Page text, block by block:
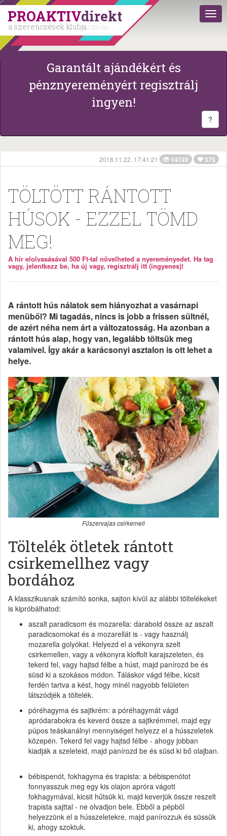
PROAKTIVdirekt
a szerencsések klubja | 2011 óta
Garantált ajándékért és
pénznyereményért regisztrálj
ingyen!
?
2018.11.22. 17:41:21 14749 375
TÖLTÖTT RÁNTOTT
HÚSOK - EZZEL TÖMD
MEG!
A hír elolvasásával 500 Ft-tal növelheted a nyereményedet. Ha tag
vagy, jelentkezz be, ha új vagy, regisztrálj itt (ingyenes)!
A rántott hús nálatok sem hiányozhat a vasárnapi
menüből? Mi tagadás, nincs is jobb a frissen sültnél,
de azért néha nem árt a változatosság. Ha azonban a
rántott hús alap, hogy van, legalább töltsük meg
valamivel. Így akár a karácsonyi asztalon is ott lehet a
helye.
Fűszervajas csirkemell
Töltelék ötletek rántott
csirkemellhez vagy
bordához
A klasszikusnak számító sonka, sajton kívül az alábbi töltelékeket
is kipróbálhatod:
aszalt paradicsom és mozarella: darabold össze az aszalt
paradicsomokat és a mozarellát is - vagy használj
mozarella golyókat. Helyezd el a vékonyra szelt
csirkemellen, vagy a vékonyra kloffolt karajszeleten, és
tekerd fel, vagy hajtsd félbe a húst, majd panírozd be és
süsd ki a szokásos módon. Táláskor vágd félbe, kicsit
ferdén tartva a kést, hogy minél nagyobb felületen
látszódjék a töltelék.
póréhagyma és sajtkrém: a póréhagymát vágd
apródarabokra és keverd össze a sajtkrémmel, majd egy
púpos teáskanálnyi mennyiséget helyezz el a hússzeletek
közepén. Tekerd fel vagy hajtsd félbe - ahogy jobban
kiadják a szeleteid, majd panírozd be és süsd ki bő olajban.
bébispenót, fokhagyma és trapista: a bébispenótot
fonnyasszuk meg egy kis olajon apróra vágott
fokhagymával, kicsit hűtsük ki, majd keverjük össze reszelt
trapista sajttal - ne olvadjon bele. Ebből a pépből
helyezzünk el a hússzeletekre, majd panírozzuk és süssük
ki, ahogy szoktuk.